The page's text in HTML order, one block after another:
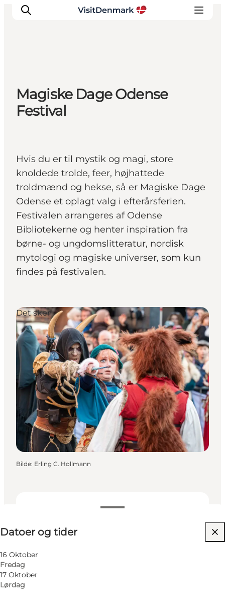
Inspirasjon
Reisemål
Aktiviteter
Magiske Dage Odense
Festival
Hvis du er til mystik og magi, store
knoldede trolde, feer, højhattede
troldmænd og hekse, så er Magiske Dage
Odense et oplagt valg i efterårsferien.
Festivalen arrangeres af Odense
Bibliotekerne og henter inspiration fra
børne- og ungdomslitteratur, nordisk
mytologi og magiske universer, som kun
findes på festivalen.
Datoer og tider
16 Oktober
Fredag
17 Oktober
Lørdag
Besøk nettside
Børn, Venner
Det sker
Bilde: Erling C. Hollmann